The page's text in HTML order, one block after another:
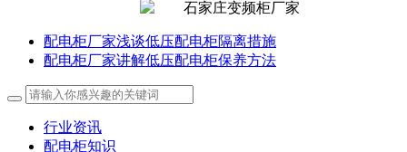
配电柜厂家浅谈低压配电柜隔离措施
配电柜厂家讲解低压配电柜保养方法
行业资讯
配电柜知识